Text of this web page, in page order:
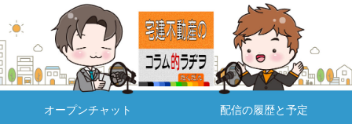
オープンチャット 配信の履歴と予定